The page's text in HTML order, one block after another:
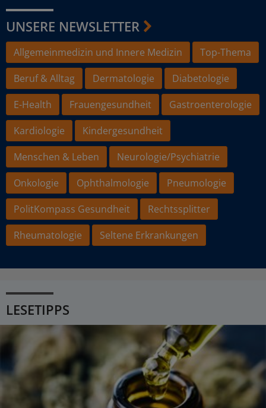
UNSERE NEWSLETTER
Allgemeinmedizin und Innere Medizin
Top-Thema
Beruf & Alltag
Dermatologie
Diabetologie
E-Health
Frauengesundheit
Gastroenterologie
Kardiologie
Kindergesundheit
Menschen & Leben
Neurologie/Psychiatrie
Onkologie
Ophthalmologie
Pneumologie
PolitKompass Gesundheit
Rechtssplitter
Rheumatologie
Seltene Erkrankungen
LESETIPPS